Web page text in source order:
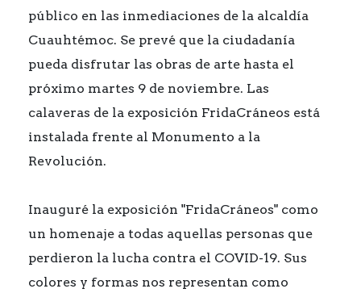
público en las inmediaciones de la alcaldía
Cuauhtémoc. Se prevé que la ciudadanía
pueda disfrutar las obras de arte hasta el
próximo martes 9 de noviembre. Las
calaveras de la exposición FridaCráneos está
instalada frente al Monumento a la
Revolución.
Inauguré la exposición "FridaCráneos" como
un homenaje a todas aquellas personas que
perdieron la lucha contra el COVID-19. Sus
colores y formas nos representan como